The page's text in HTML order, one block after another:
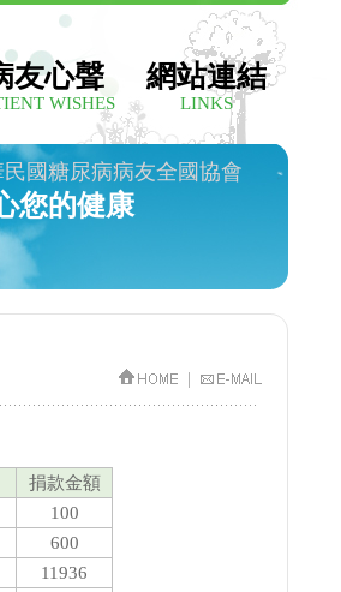
友心聲
WISHES
網站連結
LINKS
民國糖尿病病友全國協會
您的健康
|
捐款金額
100
600
11936